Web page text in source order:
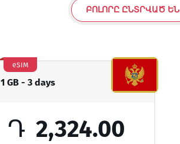
ԲՈԼՈՐԸ ԸՆՏՐՎԱԾ ԵՆ
1 GB - 3 days
eSIM
Դ 2,324.00